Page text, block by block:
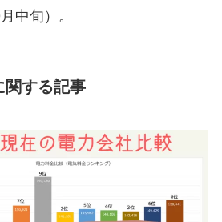
中旬）。
関する記事